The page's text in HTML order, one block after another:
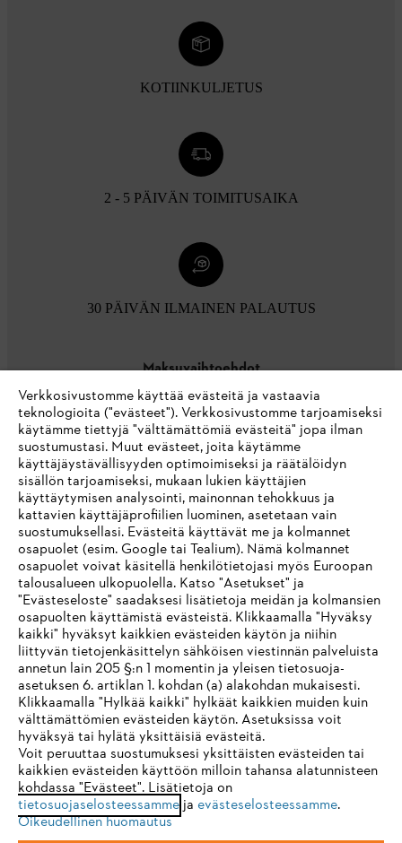
KOTIINKULJETUS
2 - 5 PÄIVÄN TOIMITUSAIKA
30 PÄIVÄN ILMAINEN PALAUTUS
Maksuvaihtoehdot
Yritys
STIHL FAQ
Palvelut
Yleiset ehdot Tietosuojakäytäntö Impressum
Evästeet Takuuehdot Oikeudelliset tiedot
IHR BROWSER WIRD NICHT
UNTERSTÜTZT
Sie nutzen einen Browser, den wir noch nicht unterstützen. Für
eine optimale Nutzung unserer Seite empfehlen wir Ihnen, zu
einem der folgenden Browser zu wechseln:
Verkkosivustomme käyttää evästeitä ja vastaavia
teknologioita ("evästeet"). Verkkosivustomme tarjoamiseksi
käytämme tiettyjä "välttämättömiä evästeitä" jopa ilman
suostumustasi. Muut evästeet, joita käytämme
käyttäjäystävällisyyden optimoimiseksi ja räätälöidyn
sisällön tarjoamiseksi, mukaan lukien käyttäjien
käyttäytymisen analysointi, mainonnan tehokkuus ja
kattavien käyttäjäprofiilien luominen, asetetaan vain
suostumuksellasi. Evästeitä käyttävät me ja kolmannet
osapuolet (esim. Google tai Tealium). Nämä kolmannet
osapuolet voivat käsitellä henkilötietojasi myös Euroopan
talousalueen ulkopuolella. Katso "Asetukset" ja
"Evästeseloste" saadaksesi lisätietoja meidän ja kolmansien
osapuolten käyttämistä evästeistä. Klikkaamalla "Hyväksy
kaikki" hyväksyt kaikkien evästeiden käytön ja niihin
liittyvän tietojenkäsittelyn sähköisen viestinnän palveluista
annetun lain 205 §:n 1 momentin ja yleisen tietosuoja-
asetuksen 6. artiklan 1. kohdan (a) alakohdan mukaisesti.
Klikkaamalla "Hylkää kaikki" hylkäät kaikkien muiden kuin
välttämättömien evästeiden käytön. Asetuksissa voit
hyväksyä tai hylätä yksittäisiä evästeitä.
Voit peruuttaa suostumuksesi yksittäisten evästeiden tai
kaikkien evästeiden käyttöön milloin tahansa alatunnisteen
kohdassa "Evästeet". Lisätietoja on
tietosuojaselosteessammeja evästeselosteessamme.
Oikeudellinen huomautus